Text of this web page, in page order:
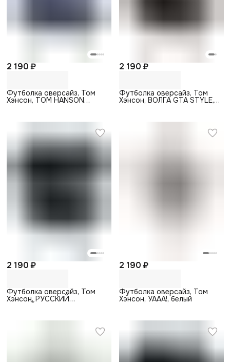
2 190 ₽
Футболка оверсайз, Том
Хэнсон, TOM HANSON
2 190 ₽
Футболка оверсайз, Том
Хэнсон, ВОЛГА GTA STYLE,
2 190 ₽
Футболка оверсайз, Том
Хэнсон, РУССКИЙ
2 190 ₽
Футболка оверсайз, Том
Хэнсон, УААА!, белый